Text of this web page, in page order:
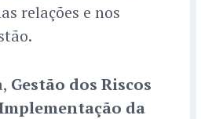
relações e nos
Gestão dos Riscos
da